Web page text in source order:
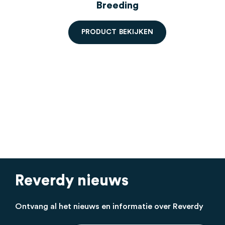
Breeding
Order starting from 2 bags,
PRO DUCT BE K J KE N
Reverdy nieuws
Ontvang al het nieuws en informatie over Reverdy